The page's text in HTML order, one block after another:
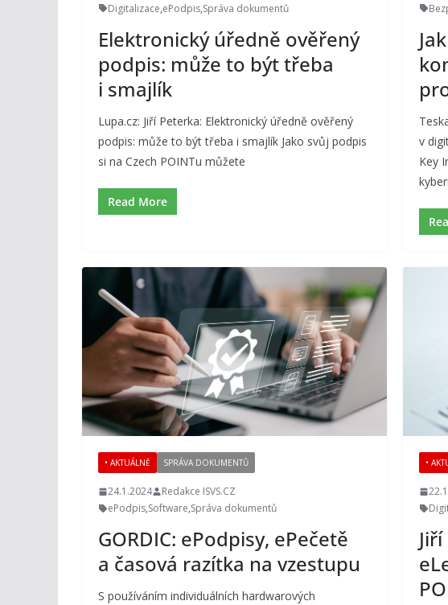
Digitalizace,ePodpis,Správa dokumentů
Elektronický úředně ověřený
podpis: může to být třeba
i smajlík
Lupa.cz: Jiří Peterka: Elektronický úředně ověřený
podpis: může to být třeba i smajlík Jako svůj podpis
si na Czech POINTu můžete
Read More
v
Key
• AKTUÁLNĚ SPRÁVA DOKUMENTŮ
24.1.2024
Redakce ISVS.CZ
ePodpis,Software,Správa dokumentů
GORDIC: ePodpisy, ePečetě
a časová razítka na vzestupu
S používáním individuálních hardwarových
•